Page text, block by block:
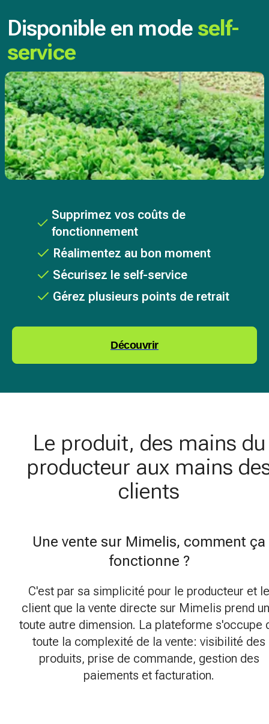
Disponible en mode self-
service
Supprimez vos coûts de
fonctionnement
Réalimentez au bon moment
Sécurisez le self-service
Gérez plusieurs points de retrait
Découvrir
Le produit, des mains du
producteur aux mains
clients
Une vente sur Mimelis, comment ça
fonctionne ?
C'est par sa simplicité pour le producteur et le
client que la vente directe sur Mimelis prend
toute autre dimension. La plateforme s'occupe
toute la complexité de la vente: visibilité des
produits, prise de commande, gestion des
paiements et facturation.